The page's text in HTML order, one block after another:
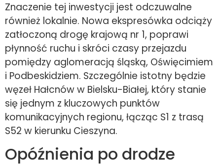
Znaczenie tej inwestycji jest odczuwalne
również lokalnie. Nowa ekspresówka odciąży
zatłoczoną drogę krajową nr 1, poprawi
płynność ruchu i skróci czasy przejazdu
pomiędzy aglomeracją śląską, Oświęcimiem
i Podbeskidziem. Szczególnie istotny będzie
węzeł Hałcnów w Bielsku-Białej, który stanie
się jednym z kluczowych punktów
komunikacyjnych regionu, łącząc S1 z trasą
S52 w kierunku Cieszyna.
Opóźnienia po drodze